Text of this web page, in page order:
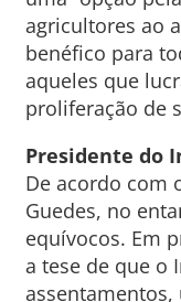
agricultores ao
benéfico para
aqueles que
proliferação de
Presidente do
De acordo com
Guedes, no
equívocos. Em
a tese de que o
assentamentos,